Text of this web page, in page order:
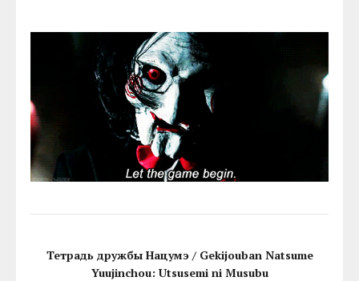
Тетрадь дружбы Нацумэ / Gekijouban Natsume
Yuujinchou: Utsusemi ni Musubu